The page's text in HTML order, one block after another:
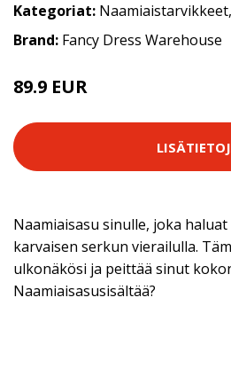
Kategoriat: Naamiaistarvikkeet,
Brand: Fancy Dress Warehouse
89.9 EUR
Naamiaisasu sinulle, joka
karvaisen serkun vierailulla.
ulkonäkösi ja peittää sinut
Naamiaisasusisältää?